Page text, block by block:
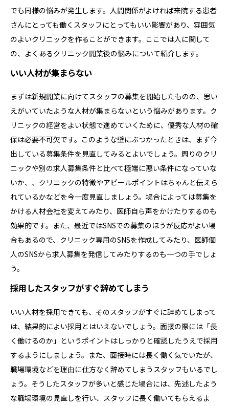
でも同様の悩みが発生します。人間関係がよければ来院する患者
さんにとっても働くスタッフにとってもいい影響があり、雰囲気
のよいクリニックを作ることができます。ここでは人に関して
の、よくあるクリニック開業後の悩みについて紹介します。
いい人材が集まらない
まずは新規開業に向けてスタッフの募集を開始したものの、思い
えがいていたような人材が集まらないという悩みがあります。ク
リニックの経営をよい状態で進めていくために、優秀な人材の確
保は必要不可欠です。このような壁にぶつかったときは、まず今
出している募集条件を見直してみるとよいでしょう。周りのクリ
ニックや別の求人募集条件と比べて極端に悪い条件になっていな
いか、、クリニックの特徴やアピールポイントはちゃんと伝えら
れているかなどを今一度見直しましょう。場合によっては募集を
かける人材会社を変えてみたり、医師自ら声をかけたりするのも
効果的です。また、最近ではSNSでの募集のほうが反応がよい場
合もあるので、クリニック専用のSNSを作成してみたり、医師個
人のSNSから求人募集を発信してみたりするのも一つの手でしょ
う。
採用したスタッフがすぐ辞めてしまう
いい人材を採用できても、そのスタッフがすぐに辞めてしまって
は、結果的によい採用とはいえないでしょう。面接の際には「長
く働けるのか」というポイントはしっかりと確認したうえで採用
するようにしましょう。また、面接時には長く働く気でいたが、
職場環境などを理由に仕方なく辞めてしまうスタッフもいるでし
ょう。そうしたスタッフが多いと感じた場合には、先述したよう
な職場環境の見直しを行い、スタッフに長く働いてもらえるよ